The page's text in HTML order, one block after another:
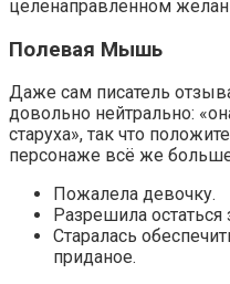
целенаправленном
Полевая Мышь
Даже сам писатель
довольно нейтрально:
старуха», так что
персонаже всё же
Пожалела девочку.
Разрешила
Старалась
приданое.